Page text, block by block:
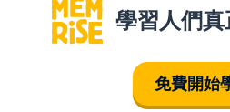
學習人們
免費開始